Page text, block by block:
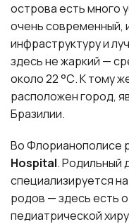
острова есть много
очень современный,
инфраструктуру и
здесь не жаркий —
около 22 °С. К тому
расположен город,
Бразилии.
Во Флорианополисе
Hospital. Родильный
специализируется
родов — здесь есть
педиатрической